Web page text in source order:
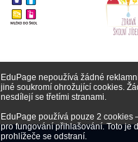
EduPage nepoužívá žádné
jiné soukromí ohrožující cookies.
nesdílejí se třetími stranami.
EduPage používá pouze 2 cookies
pro fungování přihlašování. Toto je
prohlížeče se odstraní.